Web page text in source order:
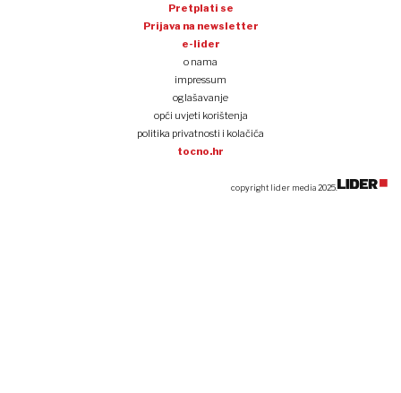
Pretplati se
Prijava na newsletter
e-lider
o nama
impressum
oglašavanje
opći uvjeti korištenja
politika privatnosti i kolačića
tocno.hr
copyright lider media 2025.